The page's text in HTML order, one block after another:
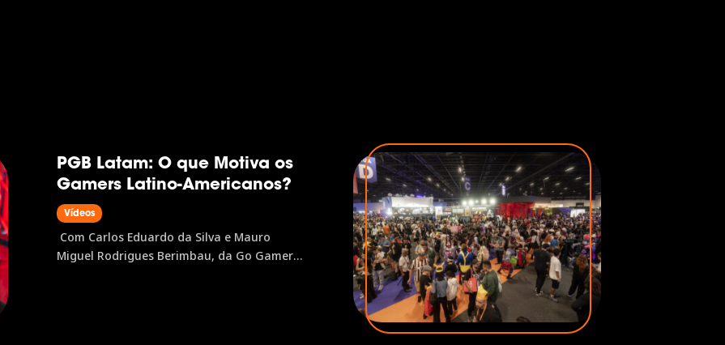
PGB Latam: O que Motiva os
Gamers Latino-Americanos?
Vídeos
Com Carlos Eduardo da Silva e Mauro
Miguel Rodrigues Berimbau, da Go Gamers